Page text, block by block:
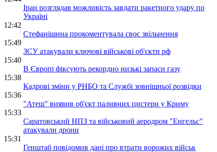
Іран розглядав можливість завдати ракетного удару по
Україні
12:42
Стефанішина прокоментувала своє звільнення
15:49
ЗСУ атакували ключові військові об'єкти рф
15:40
В Європі фіксують рекордно низькі запаси газу
15:38
Кадрові зміни у РНБО та Службі зовнішньої розвідки
15:36
"Атеш" виявив об'єкт паливних цистерн у Криму
15:33
Саратовський НПЗ та військовий аеродром "Енгельс"
атакували дрони
15:31
Генштаб повідомив дані про втрати ворожих військ